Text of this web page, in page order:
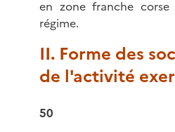
en zone franche
régime.
II. Forme des
de l'activité
50